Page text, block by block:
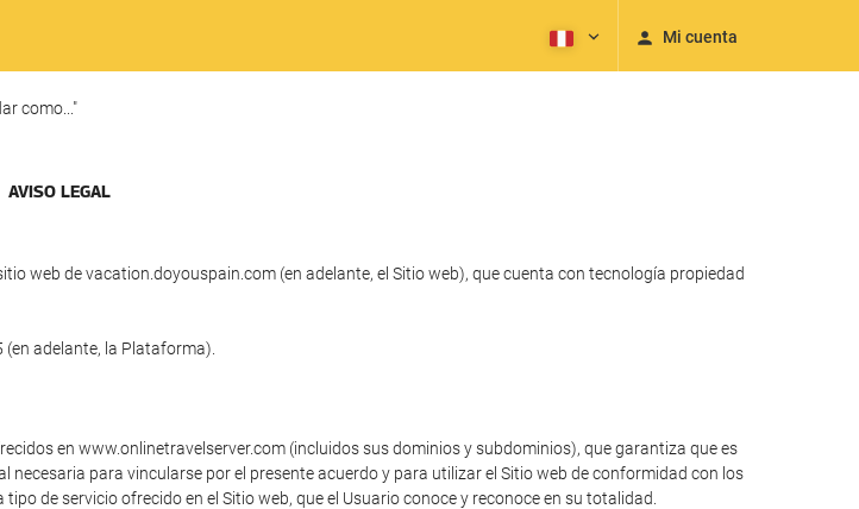
Mi cuenta
como..."
AVISO LEGAL
web de vacation.doyouspain.com (en adelante, el Sitio web), que cuenta con tecnología propiedad
adelante, la Plataforma).
en www.onlinetravelserver.com (incluidos sus dominios y subdominios), que garantiza que es
necesaria para vincularse por el presente acuerdo y para utilizar el Sitio web de conformidad con los
de servicio ofrecido en el Sitio web, que el Usuario conoce y reconoce en su totalidad.